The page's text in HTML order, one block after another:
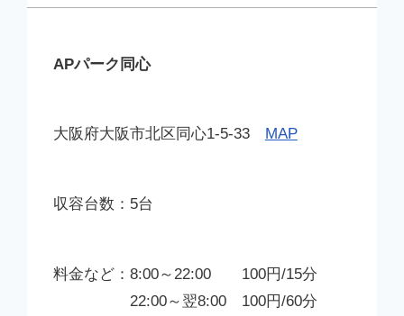
APパーク同心
大阪府大阪市北区同心1-5-33 MAP
5台
8:00～22:00 100円/15分
22:00～翌8:00 100円/60分